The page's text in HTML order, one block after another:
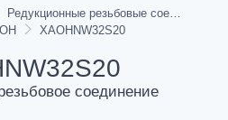
Редукционные резьбовые соединения
XAOHNW32S20
соединение